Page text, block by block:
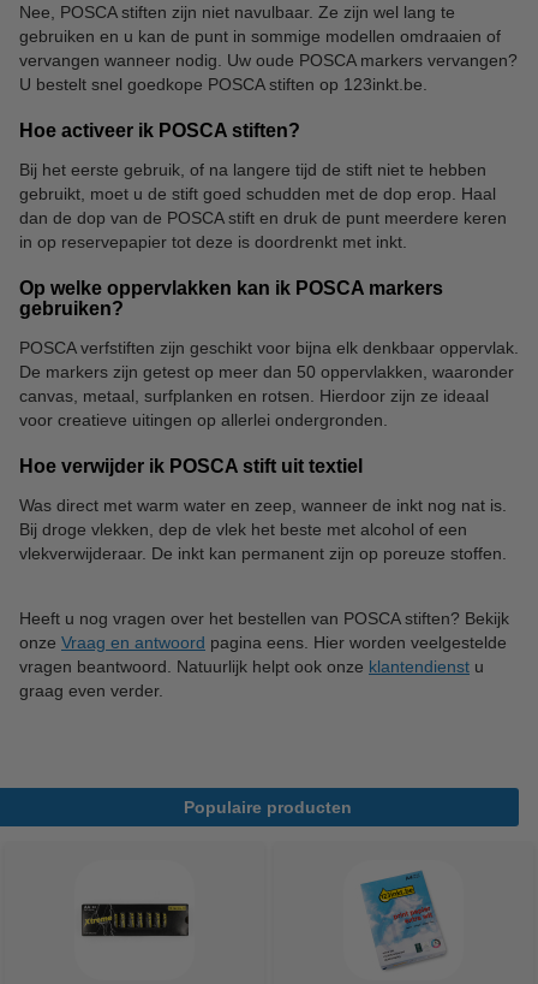
Nee, POSCA stiften zijn niet navulbaar. Ze zijn wel lang te
gebruiken en u kan de punt in sommige modellen omdraaien of
vervangen wanneer nodig. Uw oude POSCA markers vervangen?
U bestelt snel goedkope POSCA stiften op 123inkt.be.
Hoe activeer ik POSCA stiften?
Bij het eerste gebruik, of na langere tijd de stift niet te hebben
gebruikt, moet u de stift goed schudden met de dop erop. Haal
dan de dop van de POSCA stift en druk de punt meerdere keren
in op reservepapier tot deze is doordrenkt met inkt.
Op welke oppervlakken kan ik POSCA markers
gebruiken?
POSCA verfstiften zijn geschikt voor bijna elk denkbaar oppervlak.
De markers zijn getest op meer dan 50 oppervlakken, waaronder
canvas, metaal, surfplanken en rotsen. Hierdoor zijn ze ideaal
voor creatieve uitingen op allerlei ondergronden.
Hoe verwijder ik POSCA stift uit textiel
Was direct met warm water en zeep, wanneer de inkt nog nat is.
Bij droge vlekken, dep de vlek het beste met alcohol of een
vlekverwijderaar. De inkt kan permanent zijn op poreuze stoffen.
Heeft u nog vragen over het bestellen van POSCA stiften? Bekijk
onze Vraag en antwoord pagina eens. Hier worden veelgestelde
vragen beantwoord. Natuurlijk helpt ook onze klantendienst u
graag even verder.
Populaire producten